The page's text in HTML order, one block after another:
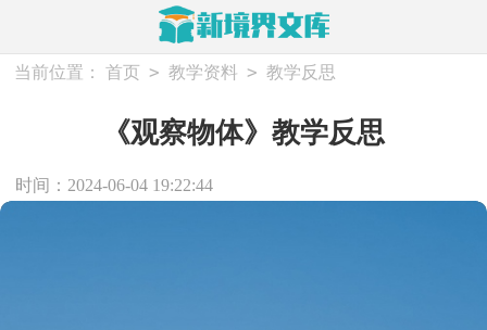
当前位置： 首页 > 教学资料 > 教学反思
《观察物体》教学反思
时间：2024-06-04 19:22:44